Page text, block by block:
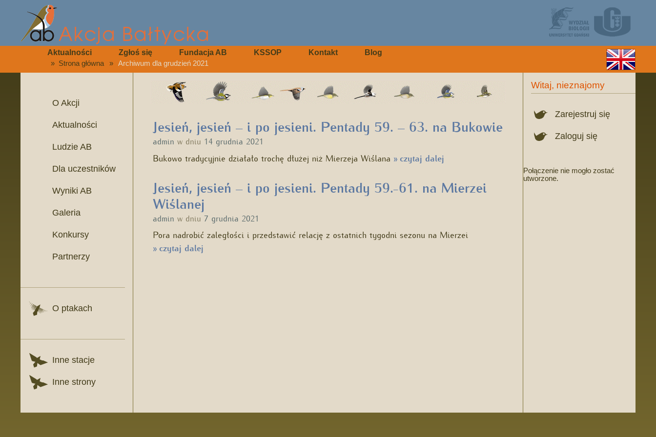
Aktualności Zgłoś się Fundacja AB KSSOP Kontakt Blog
» Strona główna » Archiwum dla grudzień 2021
O Akcji
Aktualności
Ludzie AB
Dla uczestników
Wyniki AB
Galeria
Konkursy
Partnerzy
O ptakach
Inne stacje
Inne strony
Jesień, jesień – i po jesieni. Pentady 59. – 63. na Bukowie
admin w dniu 14 grudnia 2021
Bukowo tradycyjnie działało trochę dłużej niż Mierzeja Wiślana »czytaj dalej
Jesień, jesień – i po jesieni. Pentady 59.-61. na Mierzei
Wiślanej
admin w dniu 7 grudnia 2021
Pora nadrobić zaległości i przedstawić relację z ostatnich tygodni sezonu na Mierzei
»czytaj dalej
Witaj, nieznajomy
Zarejestruj się
Zaloguj się
Połączenie nie mogło zostać
utworzone.